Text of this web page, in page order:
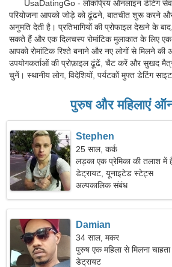
UsaDatingGo - लोकप्रिय ऑनलाइन डेटिंग
परियोजना आपको जोड़े को ढूंढने, बातचीत शुरू करने और
अनुमति देती है। प्रतिभागियों की प्रोफाइल देखने के
सकते हैं और एक दिलचस्प रोमांटिक मुलाकात के लिए
आपको रोमांटिक रिश्ते बनाने और नए लोगों से मिलने की
उपयोगकर्ताओं की प्रोफ़ाइल ढूंढें, चैट करें और सुखद
चुनें। स्थानीय लोग, विदेशियों, पर्यटकों मुफ्त डेटिंग
पुरुष और महिलाएं
Stephen
25 साल, कर्क
लड़का एक प्रेमिका की तलाश में
डेट्रायट, यूनाइटेड स्टेट्स
अल्पकालिक संबंध
Damian
34 साल, मकर
पुरुष एक महिला से मिलना
डेट्रायट